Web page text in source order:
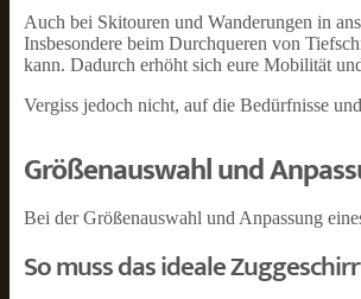
Auch bei Skitouren und Wanderungen in
Insbesondere beim Durchqueren von
kann. Dadurch erhöht sich eure Mobilität
Vergiss jedoch nicht, auf die Bedürfnisse
Größenauswahl und
Bei der Größenauswahl und Anpassung
So muss das ideale